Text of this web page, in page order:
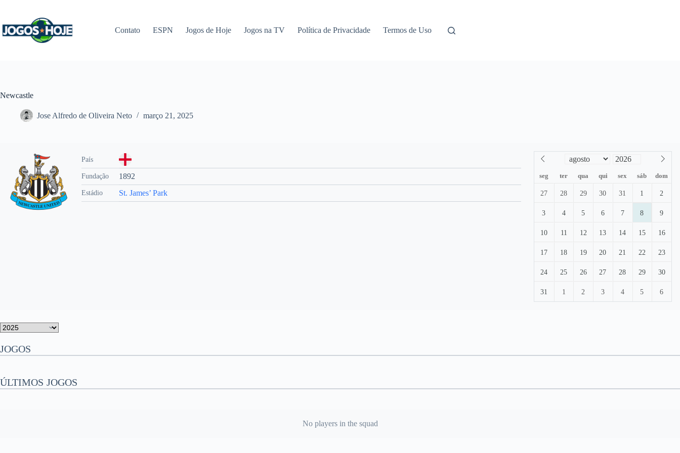
conteúdo
Contato ESPN Jogos de Hoje Jogos na TV Política de Privacidade Termos de Uso
Newcastle
Jose Alfredo de Oliveira Neto março 21, 2025
País
Fundação 1892
Estádio St. James’ Park
seg ter qua qui sex sáb dom
27 28 29 30 31 1 2
3 4 5 6 7 8 9
10 11 12 13 14 15 16
17 18 19 20 21 22 23
24 25 26 27 28 29 30
31 1 2 3 4 5 6
JOGOS
ÚLTIMOS JOGOS
No players in the squad